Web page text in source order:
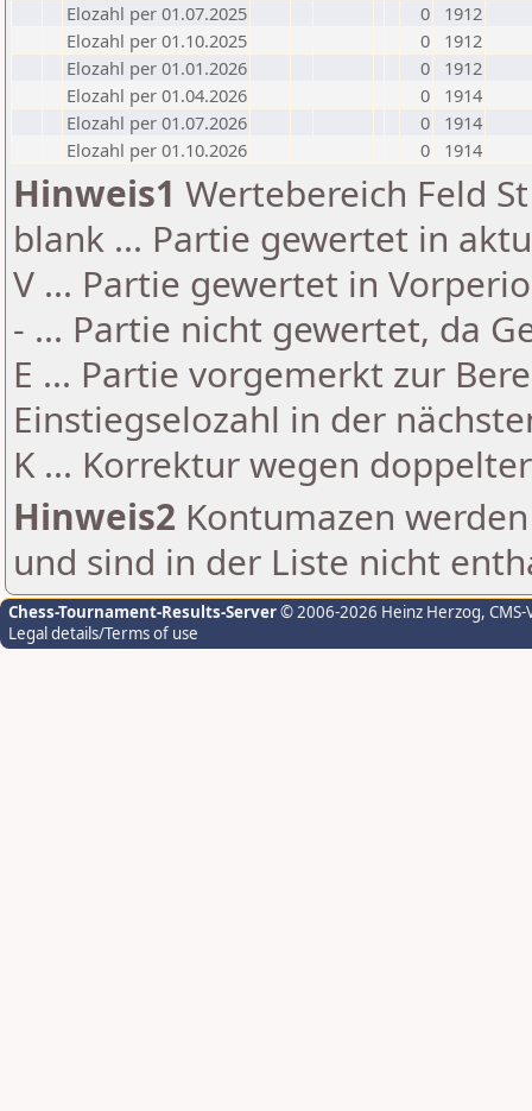
Elozahl per 01.07.2025
0
1912
Elozahl per 01.10.2025
0
1912
Elozahl per 01.01.2026
0
1912
Elozahl per 01.04.2026
0
1914
Elozahl per 01.07.2026
0
1914
Elozahl per 01.10.2026
0 1914
Hinweis1 Wertebereich Feld
blank ... Partie gewertet in
V ... Partie gewertet in
- ... Partie nicht gewertet, da
E ... Partie vorgemerkt zur
Einstiegselozahl in der
K ... Korrektur wegen
Hinweis2 Kontumazen
und sind in der Liste nicht
Chess-Tournament-Results-Server© 2006-2026 Heinz Herzog,
Legal details/Terms of use